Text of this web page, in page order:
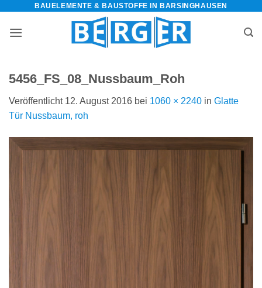
springen
BAUELEMENTE & BAUSTOFFE IN BARSINGHAUSEN
5456_FS_08_Nussbaum_Roh
Veröffentlicht 12. August 2016 bei 1060 × 2240 in Glatte
Tür Nussbaum, roh